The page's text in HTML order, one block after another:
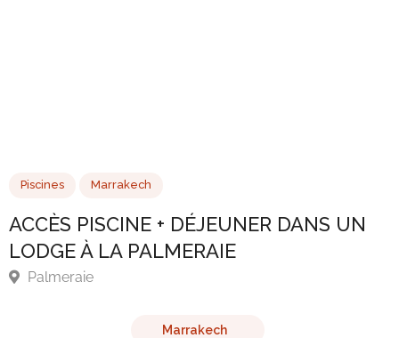
Piscines Marrakech
ACCÈS PISCINE + DÉJEUNER DANS UN
Marrakech